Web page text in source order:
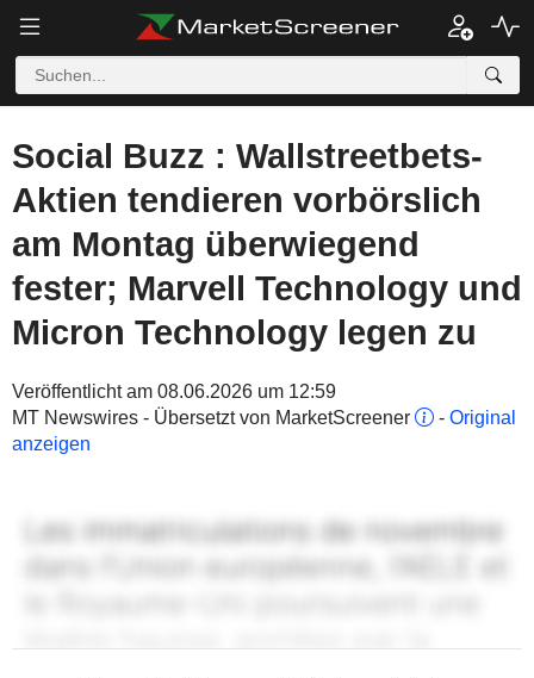
Social Buzz : Wallstreetbets-
Aktien tendieren vorbörslich
am Montag überwiegend
fester; Marvell Technology und
Micron Technology legen zu
Veröffentlicht am 08.06.2026 um 12:59
MT Newswires - Übersetzt von MarketScreener
- Original
anzeigen